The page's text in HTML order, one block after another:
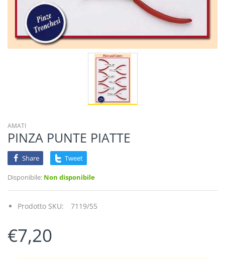
AMATI
PINZA PUNTE PIATTE
Share Tweet
Disponibile: Non disponibile
Prodotto SKU: 7119/55
€7,20